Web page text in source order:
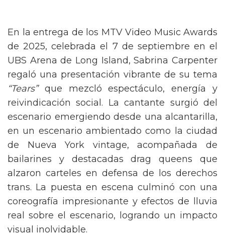
En la entrega de los MTV Video Music Awards
de 2025, celebrada el 7 de septiembre en el
UBS Arena de Long Island, Sabrina Carpenter
regaló una presentación vibrante de su tema
“Tears”que mezcló espectáculo, energía y
reivindicación social. La cantante surgió del
escenario emergiendo desde una alcantarilla,
en un escenario ambientado como la ciudad
de Nueva York vintage, acompañada de
bailarines y destacadas drag queens que
alzaron carteles en defensa de los derechos
trans. La puesta en escena culminó con una
coreografía impresionante y efectos de lluvia
real sobre el escenario, logrando un impacto
visual inolvidable.